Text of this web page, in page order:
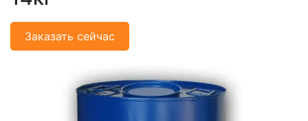
Заказать сейчас